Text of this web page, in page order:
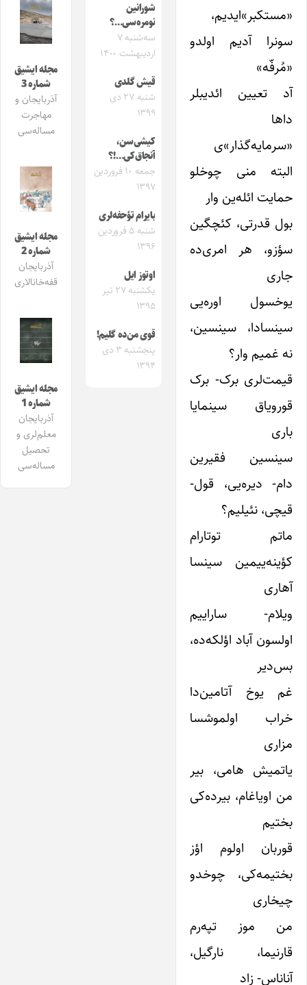
«مستکبر»‌ایدیم،
سونرا آدیم اولدو
«مُرفّه»
آد تعیین ائدیبلر
داها
«سرمایه‌گذار»‌ی
البته منی چوخلو
حمایت‌ ائله‌ین وار
بول قدرتی، کئچگین
سؤزو، هر امری‌ده
جاری
یوخسول اوره‌یی
سینسادا، سینسین،
نه غمیم وار؟
قیمت‌لری برک- برک
قورویاق سینمایا
باری
سینسین فقیرین
دام- دیره‌یی، قول-
قیچی، نئیلیم؟
ماتم توتارام
کؤینه‌ییمین سینسا
آهاری
ویلام- ساراییم
اولسون آباد اؤلکه‌ده،
بس‌دیر
غم یوخ آتامین‌دا
خراب اولموشسا
مزاری
یاتمیش هامی، بیر
من اویاغام، بیرده‌کی
بختیم
قوربان اولوم اؤز
بختیمه‌کی، چوخدو
چیخاری
من موز تپه‌رم
قارنیما، نارگیل،
آناناس‌- زاد
شورانین
نومره‌سی…؟
سه‌شنبه ۷
اردیبهشت ۱۴۰۰
قیش گلدی
شنبه ۲۷ دی
۱۳۹۹
کیشی‌سن،
آنجاق‌کی…!؟
جمعه ۱۰ فروردین
۱۳۹۷
بایرام تؤحفه‌لری
شنبه ۵ فروردین
۱۳۹۶
اوتوز ایل
یکشنبه ۲۷ تیر
۱۳۹۵
قوی من‌ده گلیم!
پنجشنبه ۳ دی
۱۳۹۴
مجله ایشیق
شماره 3
آذربایجان و
مهاجرت
مساله‌سی
مجله ایشیق
شماره 2
آذربایجان
قفه‌خانالاری
مجله ایشیق
شماره 1
آذربایجان
معلم‌لری و
تحصیل
مساله‌سی